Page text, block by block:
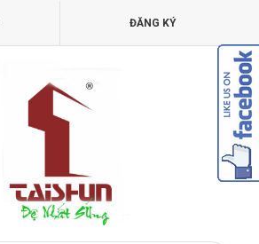
ĐĂNG KÝ